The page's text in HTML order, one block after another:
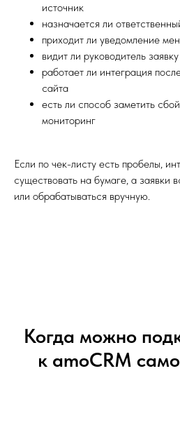
источник
назначается ли
приходит ли уведомление
видит ли руководитель
работает ли интеграция
сайта
есть ли способ заметить
мониторинг
Если по чек-листу есть пробелы,
существовать на бумаге, а заявки
или обрабатываться вручную.
Когда можно
к amoCRM